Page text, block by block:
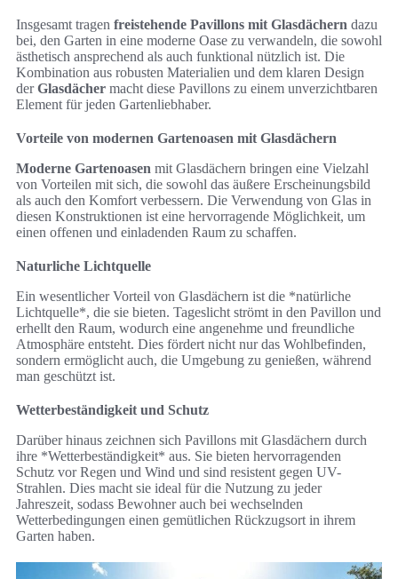
Insgesamt tragen freistehende Pavillons mit Glasdächern dazu
bei, den Garten in eine moderne Oase zu verwandeln, die sowohl
ästhetisch ansprechend als auch funktional nützlich ist. Die
Kombination aus robusten Materialien und dem klaren Design
derGlasdächer macht diese Pavillons zu einem unverzichtbaren
Element für jeden Gartenliebhaber.
Vorteile von modernen Gartenoasen mit Glasdächern
Moderne Gartenoasen mit Glasdächern bringen eine Vielzahl
von Vorteilen mit sich, die sowohl das äußere Erscheinungsbild
als auch den Komfort verbessern. Die Verwendung von Glas in
diesen Konstruktionen ist eine hervorragende Möglichkeit, um
einen offenen und einladenden Raum zu schaffen.
Naturliche Lichtquelle
Ein wesentlicher Vorteil von Glasdächern ist die *natürliche
Lichtquelle*, die sie bieten. Tageslicht strömt in den Pavillon und
erhellt den Raum, wodurch eine angenehme und freundliche
Atmosphäre entsteht. Dies fördert nicht nur das Wohlbefinden,
sondern ermöglicht auch, die Umgebung zu genießen, während
man geschützt ist.
Wetterbeständigkeit und Schutz
Darüber hinaus zeichnen sich Pavillons mit Glasdächern durch
ihre *Wetterbeständigkeit* aus. Sie bieten hervorragenden
Schutz vor Regen und Wind und sind resistent gegen UV-
Strahlen. Dies macht sie ideal für die Nutzung zu jeder
Jahreszeit, sodass Bewohner auch bei wechselnden
Wetterbedingungen einen gemütlichen Rückzugsort in ihrem
Garten haben.